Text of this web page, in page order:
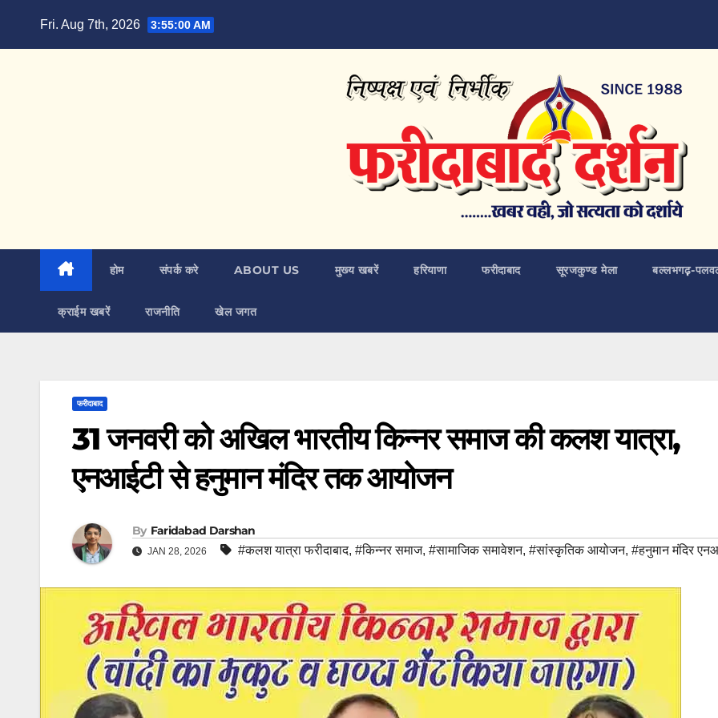
Fri. Aug 7th, 2026 3:55:01 AM
होम संपर्क करे ABOUT US मुख्य खबरें हरियाणा फरीदाबाद सूरजकुण्ड मेला बल्लभगढ़़-
क्राईम खबरें राजनीति खेल जगत
फरीदाबाद
31 जनवरी को अखिल भारतीय किन्नर समाज की कलश यात्रा,
एनआईटी से हनुमान मंदिर तक आयोजन
By Faridabad Darshan
JAN 28, 2026 #कलश यात्रा फरीदाबाद, #किन्नर समाज, #सामाजिक समावेशन, #सांस्कृतिक आयोजन, #हनुमान मंदिर